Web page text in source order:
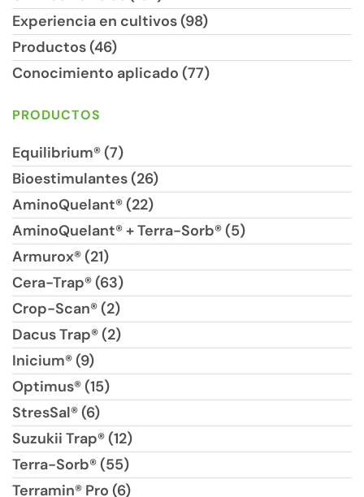
Experiencia en cultivos (98)
Productos (46)
Conocimiento aplicado (77)
PRODUCTOS
Equilibrium® (7)
Bioestimulantes (26)
AminoQuelant® (22)
AminoQuelant® + Terra-Sorb® (5)
Armurox® (21)
Cera-Trap® (63)
Crop-Scan® (2)
Dacus Trap® (2)
Inicium® (9)
Optimus® (15)
StresSal® (6)
Suzukii Trap® (12)
Terra-Sorb® (55)
Terramin® Pro (6)